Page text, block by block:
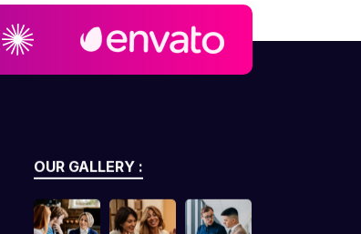
OUR GALLERY :